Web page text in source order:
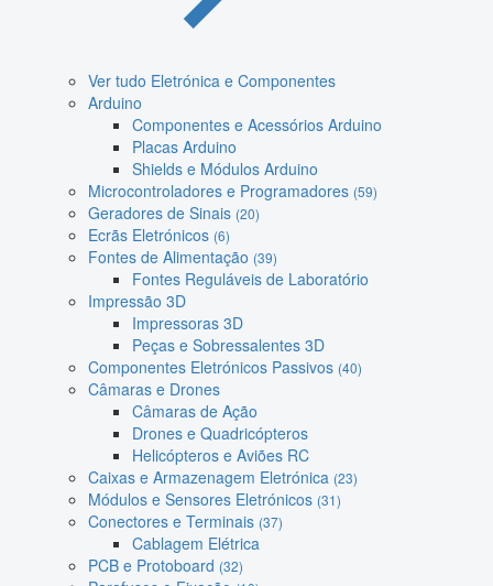
Ver tudo Eletrónica e Componentes
Arduino
Componentes e Acessórios Arduino
Placas Arduino
Shields e Módulos Arduino
Microcontroladores e Programadores (59)
Geradores de Sinais (20)
Ecrãs Eletrónicos (6)
Fontes de Alimentação (39)
Fontes Reguláveis de Laboratório
Impressão 3D
Impressoras 3D
Peças e Sobressalentes 3D
Componentes Eletrónicos Passivos (40)
Câmaras e Drones
Câmaras de Ação
Drones e Quadricópteros
Helicópteros e Aviões RC
Caixas e Armazenagem Eletrónica (23)
Módulos e Sensores Eletrónicos (31)
Conectores e Terminais (37)
Cablagem Elétrica
PCB e Protoboard (32)